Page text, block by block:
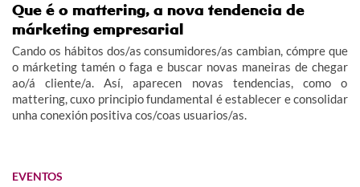
Que é o mattering, a nova tendencia de
márketing empresarial
Cando os hábitos dos/as consumidores/as cambian, cómpre que
o márketing tamén o faga e buscar novas maneiras de chegar
ao/á cliente/a. Así, aparecen novas tendencias, como o
mattering, cuxo principio fundamental é establecer e consolidar
unha conexión positiva cos/coas usuarios/as.
EVENTOS